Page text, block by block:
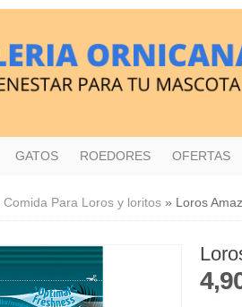
GATOS ROEDORES OFERTAS
Comida Para Loros y loritos» Loros